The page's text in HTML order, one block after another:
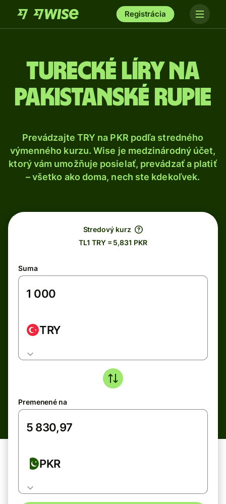
Registrácia
Turecké líry na
pakistanské rupie
Prevádzajte TRY na PKR podľa stredného
výmenného kurzu. Wise je medzinárodný účet,
ktorý vám umožňuje posielať, prevádzať a platiť
– všetko ako doma, nech ste kdekoľvek.
Stredový kurz
TL1 TRY = 5,831 PKR
Suma
TRY
Premenené na
PKR